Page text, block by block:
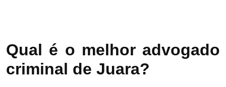
Qual é o melhor advogado
criminal de Juara?